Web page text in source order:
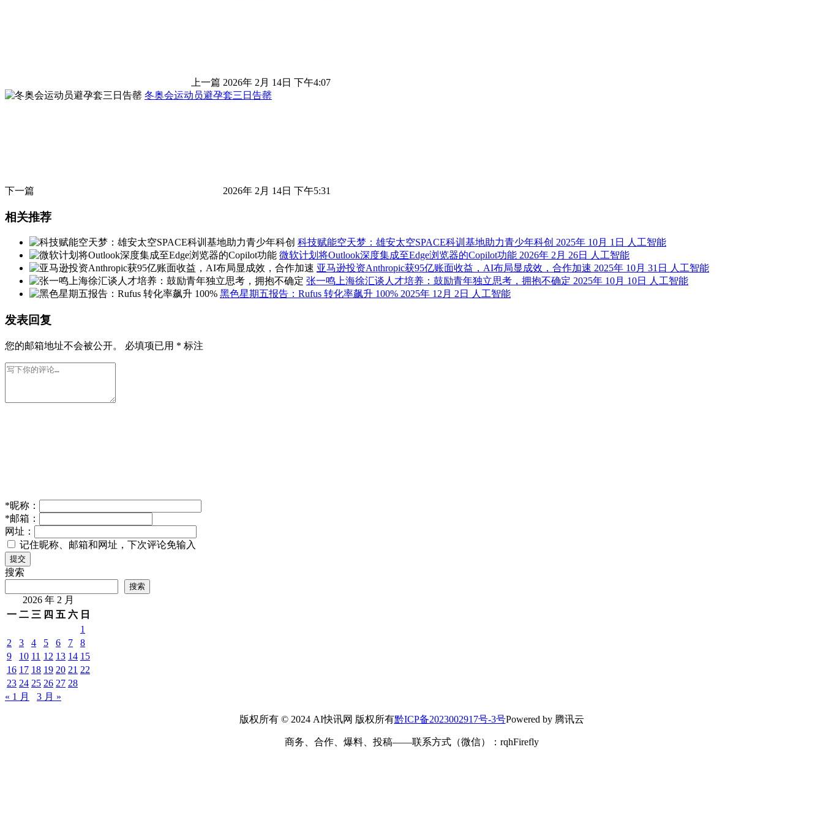
上一篇 2026年 2月 14日 下午4:07
冬奥会运动员避孕套三日告罄
下一篇 2026年 2月 14日 下午5:31
相关推荐
科技赋能空天梦：雄安太空SPACE科训基地助力青少年科创 2025年 10月 1日
人工智能
微软计划将Outlook深度集成至Edge浏览器的Copilot功能 2026年 2月 26日
人工智能
亚马逊投资Anthropic获95亿账面收益，AI布局显成效，合作加速 2025年 10月 31日
人工智能
张一鸣上海徐汇谈人才培养：鼓励青年独立思考，拥抱不确定 2025年 10月 10日
人工智能
黑色星期五报告：Rufus 转化率飙升 100% 2025年 12月 2日 人工智能
发表回复
您的邮箱地址不会被公开。 必填项已用 * 标注
*昵称：
*邮箱：
网址：
记住昵称、邮箱和网址，下次评论免输入
提交
搜索
搜索
2026 年 2 月
一 二 三 四 五 六 日
1
2
3 4 5 6 7
8
9
10 11 12 13 14 15
16 17 18 19 20 21 22
23 24 25 26 27 28
« 1 月
3 月 »
版权所有 © 2024 AI快讯网 版权所有黔ICP备2023002917号-3号Powered by 腾讯云
商务、合作、爆料、投稿——联系方式（微信）：rqhFirefly